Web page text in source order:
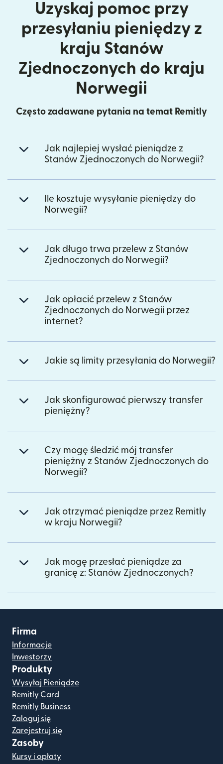
Uzyskaj pomoc przy
przesyłaniu pieniędzy z
kraju Stanów
Zjednoczonych do kraju
Norwegii
Często zadawane pytania na temat Remitly
Jak najlepiej wysłać pieniądze z
Stanów Zjednoczonych do Norwegii?
Ile kosztuje wysyłanie pieniędzy do
Norwegii?
Jak długo trwa przelew z Stanów
Zjednoczonych do Norwegii?
Jak opłacić przelew z Stanów
Zjednoczonych do Norwegii przez
internet?
Jakie są limity przesyłania do Norwegii?
Jak skonfigurować pierwszy transfer
pieniężny?
Czy mogę śledzić mój transfer
pieniężny z Stanów Zjednoczonych do
Norwegii?
Jak otrzymać pieniądze przez Remitly
w kraju Norwegii?
Jak mogę przesłać pieniądze za
granicę z: Stanów Zjednoczonych?
Firma
Informacje
Inwestorzy
Produkty
Wysyłaj Pieniądze
Remitly Card
Remitly Business
Zaloguj się
Zarejestruj się
Zasoby
Kursy i opłaty